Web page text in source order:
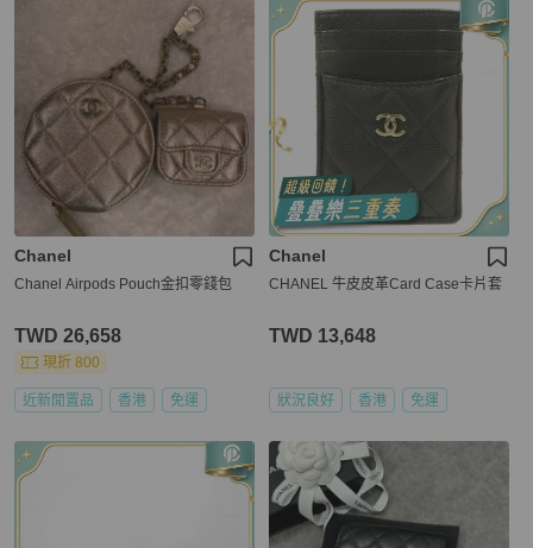
Chanel
Chanel Airpods Pouch金扣零錢包
TWD 26,658
現折 800
近新閒置品 香港 免運
Chanel
CHANEL 牛皮皮革Card Case卡片套
TWD 13,648
狀況良好 香港 免運